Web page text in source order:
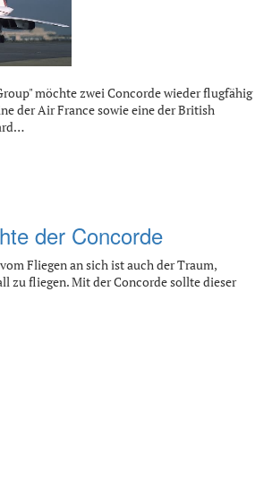
möchte zwei Concorde wieder flugfähig
der Air France sowie eine der British
der Concorde
Fliegen an sich ist auch der Traum,
zu fliegen. Mit der Concorde sollte dieser